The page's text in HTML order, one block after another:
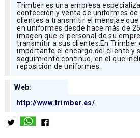
Trimber es una empresa
confección y venta de uniformes
clientes a transmitir el mensjae que
en uniformes desde hace más de
imagen que el personal de su
transmitir a sus clientes.En Trimber
importante el encargo del cliente y
seguimiento continuo, en el que
reposición de uniformes.
Web:
http://www.trimber.es/